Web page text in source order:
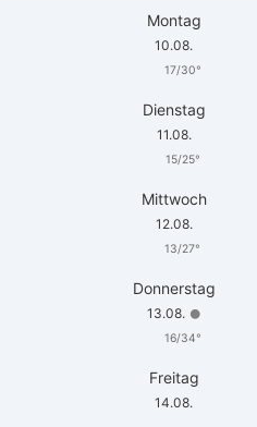
Montag
10.08.
17/30°
Dienstag
11.08.
15/25°
Mittwoch
12.08.
13/27°
Donnerstag
13.08. 🌑
16/34°
Freitag
14.08.